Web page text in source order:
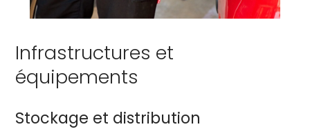
Infrastructures et
équipements
Stockage et distribution